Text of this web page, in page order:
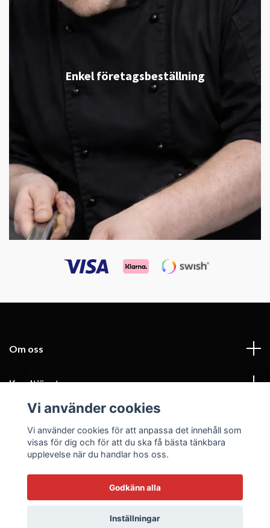
Enkel företagsbeställning
Om oss
Kundtjänst
Fotmeny
Sociala medier
© 2026 Kockklädesbutiken.se
Vi använder cookies
Vi använder cookies för att anpassa det innehåll som
visas för dig och för att du ska få bästa tänkbara
upplevelse när du handlar hos oss.
Godkänn alla
Inställningar